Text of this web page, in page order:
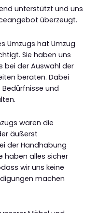
unterstützt und uns
überzeugt.
Umzugs hat Umzug
Sie haben uns
bei der Auswahl der
beraten. Dabei
und
waren die
äußerst
der Handhabung
haben alles sicher
wir uns keine
machen